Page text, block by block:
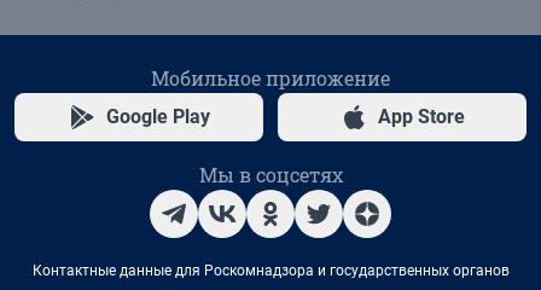
Мобильное приложение
Google Play App Store
Мы в соцсетях
Контактные данные для Роскомнадзора и государственных органов